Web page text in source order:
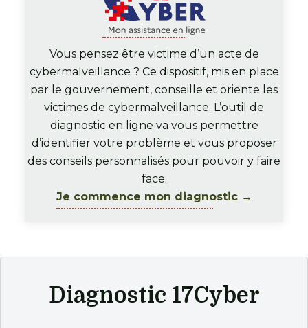
Vous pensez être victime d’un acte de
cybermalveillance ? Ce dispositif, mis en place
par le gouvernement, conseille et oriente les
victimes de cybermalveillance. L’outil de
diagnostic en ligne va vous permettre
d’identifier votre problème et vous proposer
des conseils personnalisés pour pouvoir y faire
face.
Je commence mon diagnostic →
Diagnostic 17Cyber